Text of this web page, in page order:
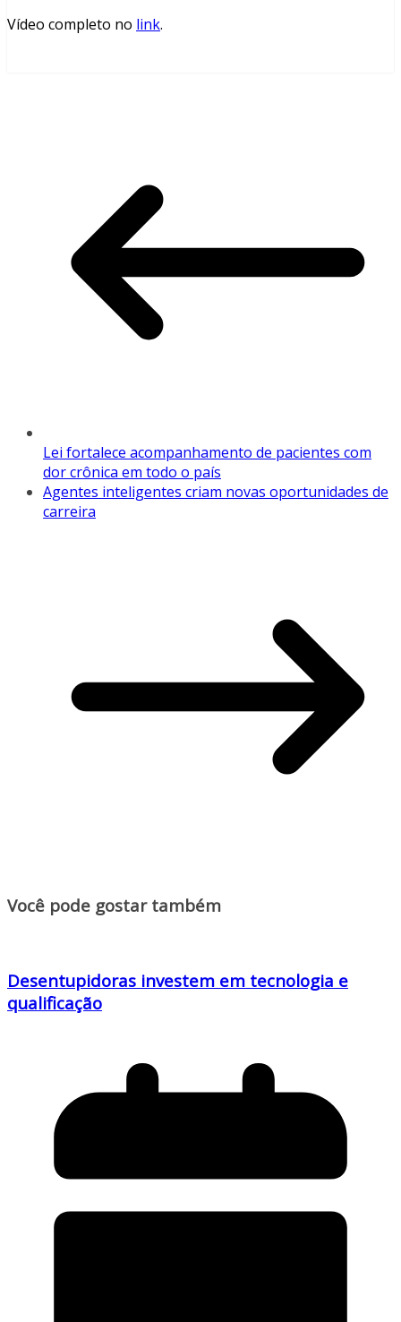
Vídeo completo no link.
Lei fortalece acompanhamento de pacientes com
dor crônica em todo o país
Agentes inteligentes criam novas oportunidades de
carreira
Você pode gostar também
Desentupidoras investem em tecnologia e
qualificação